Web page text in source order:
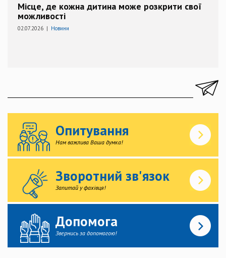
Місце, де кожна дитина може розкрити свої
можливості
02.07.2026 | Новини
Опитування
Нам важлива Ваша думка!
Зворотний зв'язок
Запитай у фахівця!
Допомога
Звернись за допомогою!